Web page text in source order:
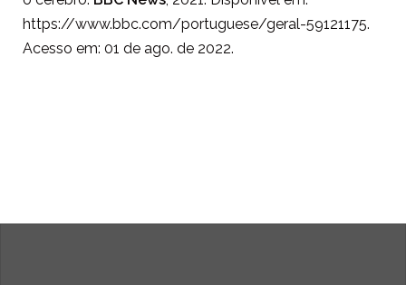
https://www.bbc.com/portuguese/geral-59121175.
Acesso em: 01 de ago. de 2022.